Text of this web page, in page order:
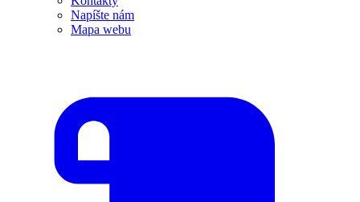
Napíšte nám
Mapa webu